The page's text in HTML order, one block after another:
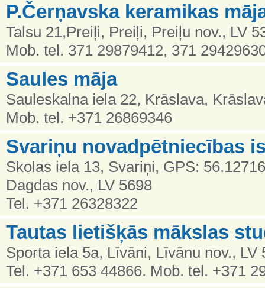
P.Čerņavska keramikas
Talsu 21,Preiļi, Preiļi, Preiļu nov., LV
Mob. tel. 371 29879412, 371
Saules māja
Sauleskalna iela 22, Krāslava,
Mob. tel. +371 26869346
Svariņu novadpētniecības
Skolas iela 13, Svariņi, GPS:
Dagdas nov., LV 5698
Tel. +371 26328322
Tautas lietišķās mākslas
Sporta iela 5a, Līvāni, Līvānu nov., LV
Tel. +371 653 44866. Mob. tel. +371